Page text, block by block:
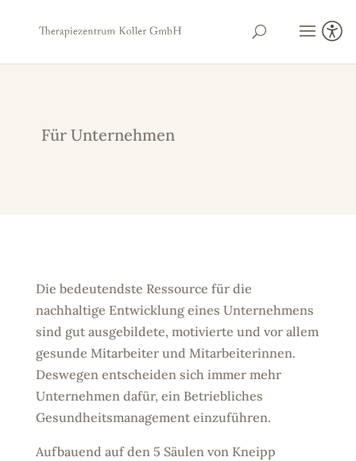
Für Unternehmen
Die bedeutendste Ressource für die
nachhaltige Entwicklung eines Unternehmens
sind gut ausgebildete, motivierte und vor allem
gesunde Mitarbeiter und Mitarbeiterinnen.
Deswegen entscheiden sich immer mehr
Unternehmen dafür, ein Betriebliches
Gesundheitsmanagement einzuführen.
Aufbauend auf den 5 Säulen von Kneipp